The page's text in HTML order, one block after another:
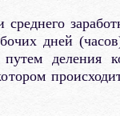
дней
деления